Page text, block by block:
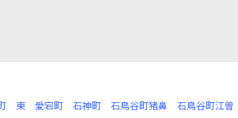
東 愛宕町 石神町 石鳥谷町猪鼻 石鳥谷町江曽